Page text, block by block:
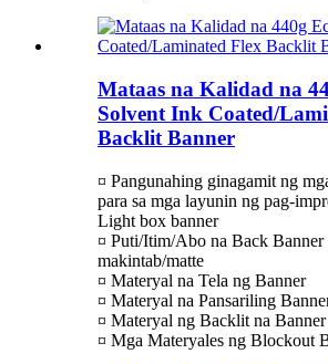
Mataas na Kalidad na
Solvent Ink Coated/
Backlit Banner
¤ Pangunahing ginagamit ng
para sa mga layunin ng pag-
Light box banner
¤ Puti/Itim/Abo na Back Banner
makintab/matte
¤ Materyal na Tela ng Banner
¤ Materyal na Pansariling
¤ Materyal ng Backlit na Banner
¤ Mga Materyales ng Blockout